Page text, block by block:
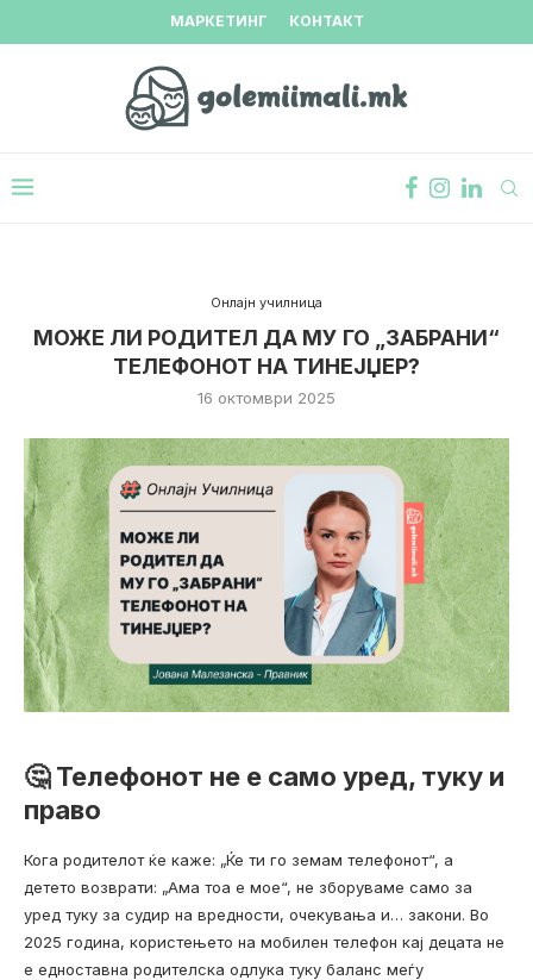
МАРКЕТИНГ КОНТАКТ
Онлајн училница
МОЖЕ ЛИ РОДИТЕЛ ДА МУ ГО „ЗАБРАНИ“
ТЕЛЕФОНОТ НА ТИНЕЈЏЕР?
16 октомври 2025
🤔 Телефонот не е само уред, туку и
право
Кога родителот ќе каже: „Ќе ти го земам телефонот“, а
детето возврати: „Ама тоа е мое“, не зборуваме само за
уред туку за судир на вредности, очекувања и… закони. Во
2025 година, користењето на мобилен телефон кај децата не
е едноставна родителска одлука туку баланс меѓу